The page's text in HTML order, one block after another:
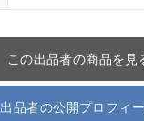
この出品者の商品を見
出品者の公開プロフィ